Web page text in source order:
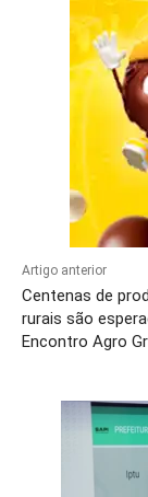
Artigo anterior
Centenas de
rurais são
Encontro Agro